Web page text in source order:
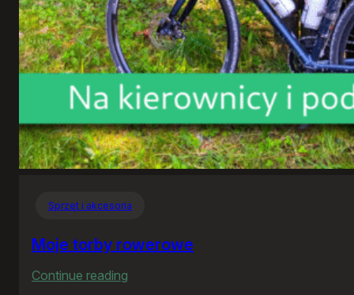
Sprzęt i akcesoria
Moje torby rowerowe
Continue reading